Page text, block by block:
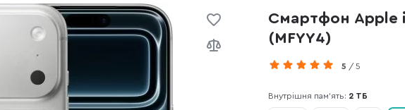
Смартфон Apple
(MFYY4)
5 / 5
Внутрішня пам'ять: 2 ТБ